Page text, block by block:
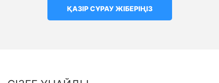
ҚАЗІР СҰРАУ ЖІБЕРІҢІЗ